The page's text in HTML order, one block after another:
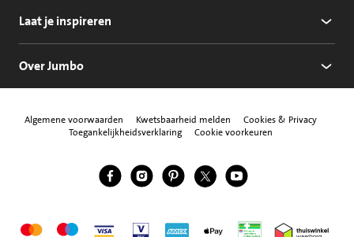
Laat je inspireren
Over Jumbo
Algemene voorwaarden Kwetsbaarheid melden
Cookies & Privacy
Toegankelijkheidsverklaring
Cookie voorkeuren
Volg ons
Jumbo Facebook
Jumbo Instagram
Jumbo Pinterest
Jumbo Twitter
Jumbo YouTube
MastercardMaestroVisa Vpay American Express
Apple Pay Thuiswinkel